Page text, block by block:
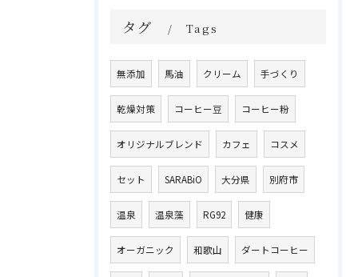
タグ Tags
無添加 馬油 クリーム 手づくり
乾燥対策 コーヒー豆 コーヒー粉
オリジナルブレンド カフェ コスメ
セット SARABiO 大分県 別府市
温泉 温泉藻 RG92 健康
オーガニック 和歌山 ダートコーヒー